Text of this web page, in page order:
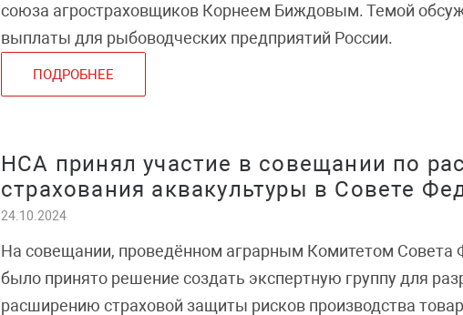
союза агростраховщиков Корнеем Биждовым. Темой
выплаты для рыбоводческих предприятий России.
ПОДРОБНЕЕ
НСА принял участие в совещании по
страхования аквакультуры в Совете
24.10.2024
На совещании, проведённом аграрным Комитетом Совета
было принято решение создать экспертную группу для
расширению страховой защиты рисков производства